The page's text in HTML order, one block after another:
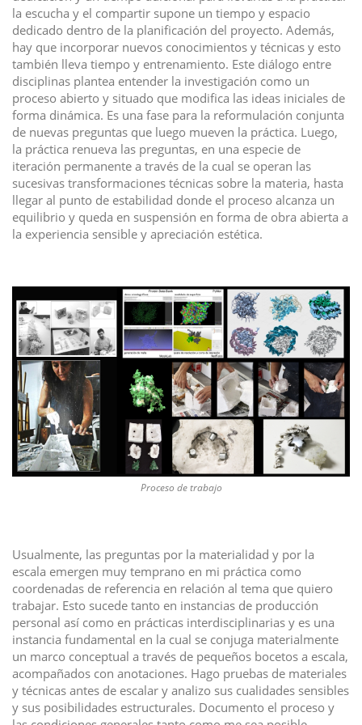
la escucha y el compartir supone un tiempo y espacio
dedicado dentro de la planificación del proyecto. Además,
hay que incorporar nuevos conocimientos y técnicas y esto
también lleva tiempo y entrenamiento. Este diálogo entre
disciplinas plantea entender la investigación como un
proceso abierto y situado que modifica las ideas iniciales de
forma dinámica. Es una fase para la reformulación conjunta
de nuevas preguntas que luego mueven la práctica. Luego,
la práctica renueva las preguntas, en una especie de
iteración permanente a través de la cual se operan las
sucesivas transformaciones técnicas sobre la materia, hasta
llegar al punto de estabilidad donde el proceso alcanza un
equilibrio y queda en suspensión en forma de obra abierta a
la experiencia sensible y apreciación estética.
m
e
n
Proceso de trabajo
Usualmente, las preguntas por la materialidad y por la
escala emergen muy temprano en mi práctica como
coordenadas de referencia en relación al tema que quiero
trabajar. Esto sucede tanto en instancias de producción
personal así como en prácticas interdisciplinarias y es una
instancia fundamental en la cual se conjuga materialmente
un marco conceptual a través de pequeños bocetos a escala,
acompañados con anotaciones. Hago pruebas de materiales
y técnicas antes de escalar y analizo sus cualidades sensibles
y sus posibilidades estructurales. Documento el proceso y